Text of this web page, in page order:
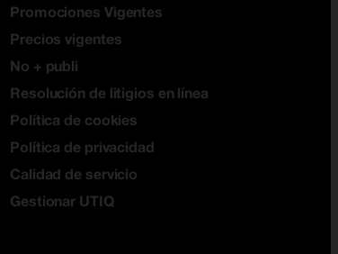
Promociones Vigentes
Precios vigentes
No + publi
Resolución de litigios en línea
Política de cookies
Política de privacidad
Calidad de servicio
Gestionar UTIQ